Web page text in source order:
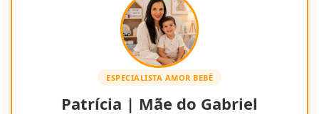
ESPECIALISTA AMOR BEBÊ
Patrícia | Mãe do Gabriel